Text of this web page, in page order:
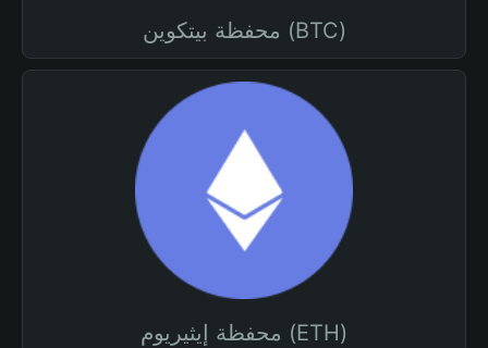
محفظة بيتكوين (BTC)
محفظة إيثيريوم (ETH)